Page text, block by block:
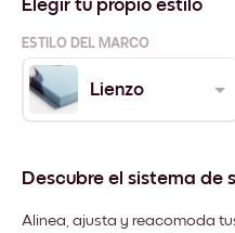
Elegir tu propio estilo
ESTILO DEL MARCO
Lienzo
Descubre el sistema de
Alinea, ajusta y reacomoda